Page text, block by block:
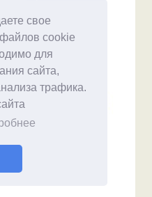
свое
cookie
для
сайта,
трафика.